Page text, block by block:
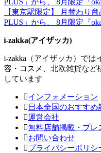
【東京駅限定】 月替わり
PLUS」から、 8月限定『
i-zakka(アイザッカ)
i-zakka（アイザッカ）では
容・コスメ、北欧雑貨など
しています
インフォメーション
日本全国のおすすめ
運営会社
無料店舗掲載・プレ
お問い合わせ
プライバシーポリシ